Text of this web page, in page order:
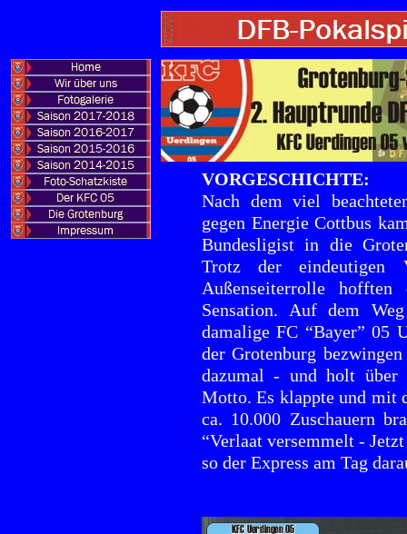
VORGESCHICHTE:
Nach dem viel
gegen Energie Cottbus
Bundesligist in die
Trotz der eindeutigen
Außenseiterrolle
Sensation. Auf dem
damalige FC “Bayer” 05
der Grotenburg
dazumal - und holt über
Motto. Es klappte und mit
ca. 10.000 Zuschauern
“Verlaat versemmelt -
so der Express am Tag